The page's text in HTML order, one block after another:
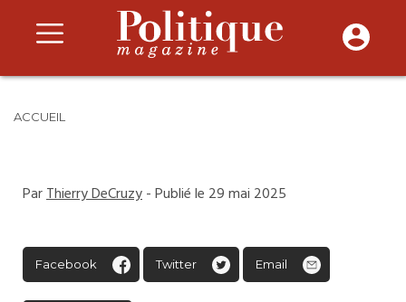
ACCUEIL
ParThierry DeCruzy- Publié le 29 mai 2025
Facebook Twitter Email